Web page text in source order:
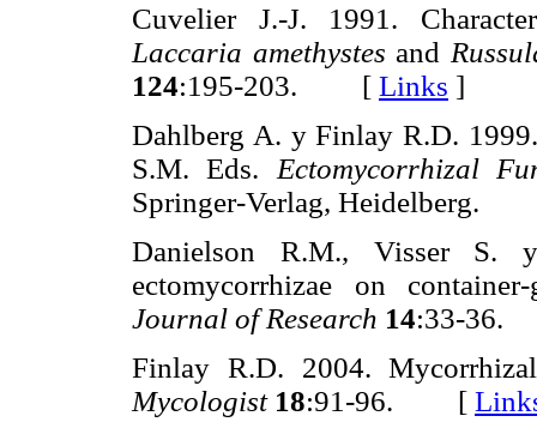
Cuvelier J.-J. 1991.
Laccaria amethystes and
124:195-203. [ Links ]
Dahlberg A. y Finlay R.D.
S.M. Eds. Ectomycorrhizal
Springer-Verlag,
Danielson R.M., Visser S.
ectomycorrhizae on
Journal of Research 14:33-
Finlay R.D. 2004.
Mycologist 18:91-96. [